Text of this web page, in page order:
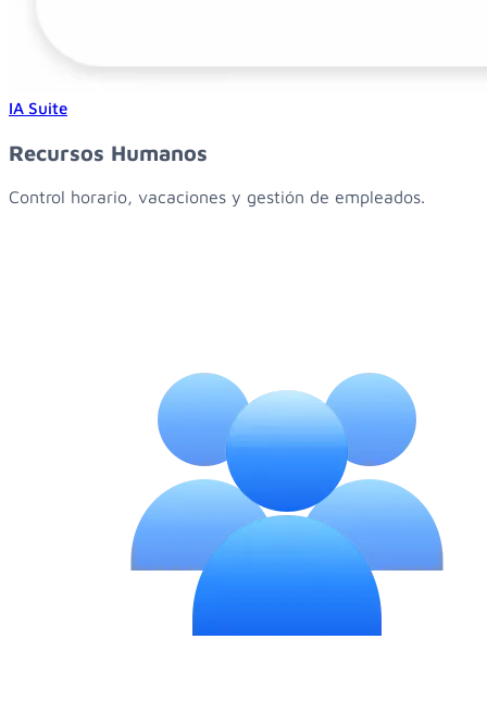
IA Suite
Recursos Humanos
Control horario, vacaciones y gestión de empleados.